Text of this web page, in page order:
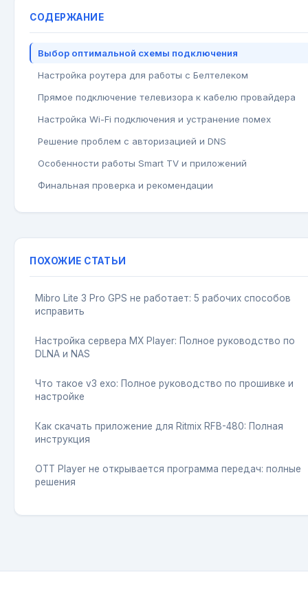
СОДЕРЖАНИЕ
Выбор оптимальной схемы подключения
Настройка роутера для работы с Белтелеком
Прямое подключение телевизора к кабелю провайдера
Настройка Wi-Fi подключения и устранение помех
Решение проблем с авторизацией и DNS
Особенности работы Smart TV и приложений
Финальная проверка и рекомендации
ПОХОЖИЕ СТАТЬИ
Mibro Lite 3 Pro GPS не работает: 5 рабочих способов
исправить
Настройка сервера MX Player: Полное руководство по
DLNA и NAS
Что такое v3 exo: Полное руководство по прошивке и
настройке
Как скачать приложение для Ritmix RFB-480: Полная
инструкция
OTT Player не открывается программа передач: полные
решения